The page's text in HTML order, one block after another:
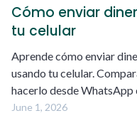
Cómo enviar
tu celular
Aprende cómo enviar
usando tu celular.
hacerlo desde WhatsApp
June 1, 2026